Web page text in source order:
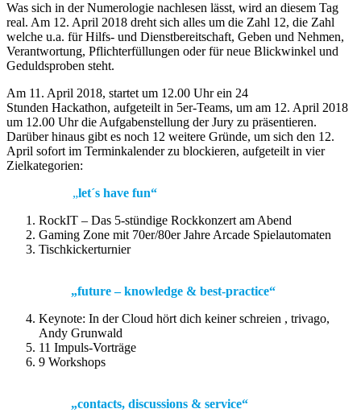
Was sich in der Numerologie nachlesen lässt, wird an diesem Tag
real. Am 12. April 2018 dreht sich alles um die Zahl 12, die Zahl
welche u.a. für Hilfs- und Dienstbereitschaft, Geben und Nehmen,
Verantwortung, Pflichterfüllungen oder für neue Blickwinkel und
Geduldsproben steht.
Am 11. April 2018, startet um 12.00 Uhr ein 24
Stunden Hackathon, aufgeteilt in 5er-Teams, um am 12. April 2018
um 12.00 Uhr die Aufgabenstellung der Jury zu präsentieren.
Darüber hinaus gibt es noch 12 weitere Gründe, um sich den 12.
April sofort im Terminkalender zu blockieren, aufgeteilt in vier
Zielkategorien:
„let´s have fun“
RockIT – Das 5-stündige Rockkonzert am Abend
Gaming Zone mit 70er/80er Jahre Arcade Spielautomaten
Tischkickerturnier
„future – knowledge & best-practice“
Keynote: In der Cloud hört dich keiner schreien , trivago,
Andy Grunwald
11 Impuls-Vorträge
9 Workshops
„contacts, discussions & service“